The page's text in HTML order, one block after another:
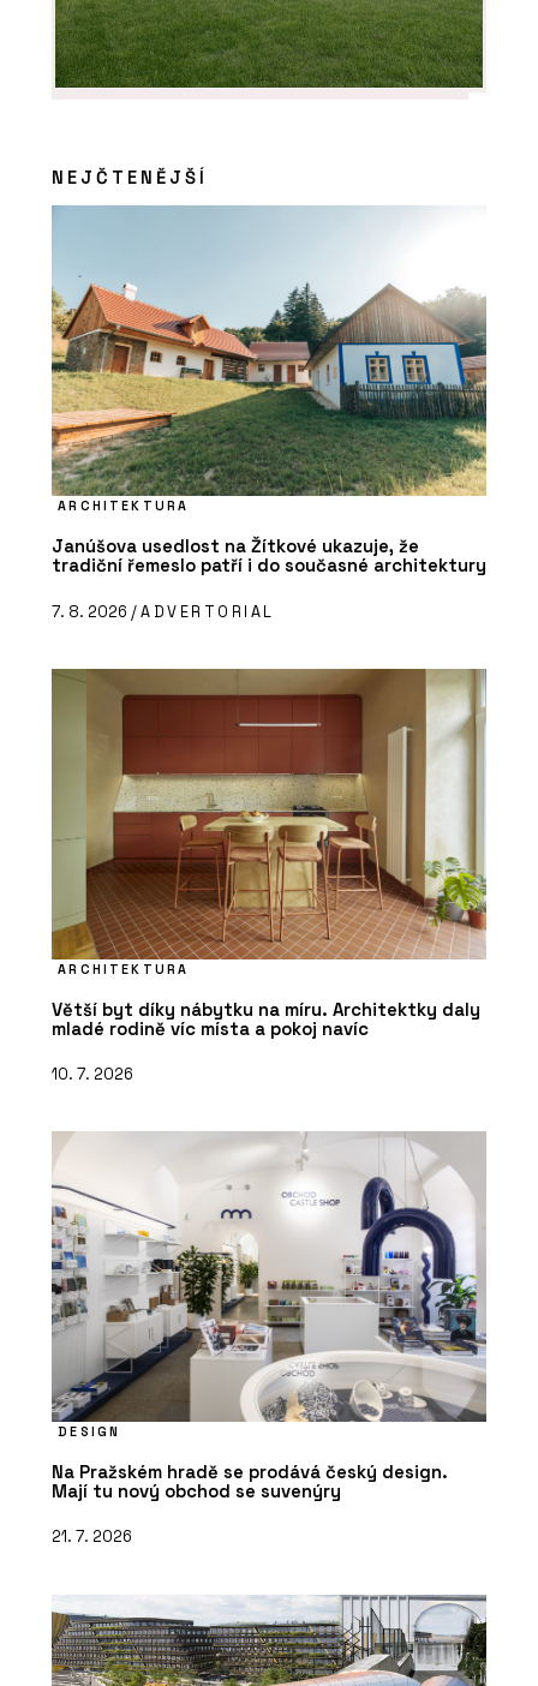
NEJČTENĚJŠÍ
ARCHITEKTURA
Janúšova usedlost na Žítkové ukazuje, že
tradiční řemeslo patří i do současné architektury
7. 8. 2026 /ADVERTORIAL
ARCHITEKTURA
Větší byt díky nábytku na míru. Architektky daly
mladé rodině víc místa a pokoj navíc
10. 7. 2026
DESIGN
Na Pražském hradě se prodává český design.
Mají tu nový obchod se suvenýry
21. 7. 2026